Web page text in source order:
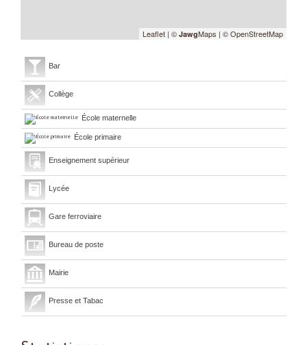
Leaflet | © JawgMaps | © OpenStreetMap
Bar
Collège
École maternelle
École primaire
Enseignement supérieur
Lycée
Gare ferroviaire
Bureau de poste
Mairie
Presse et Tabac